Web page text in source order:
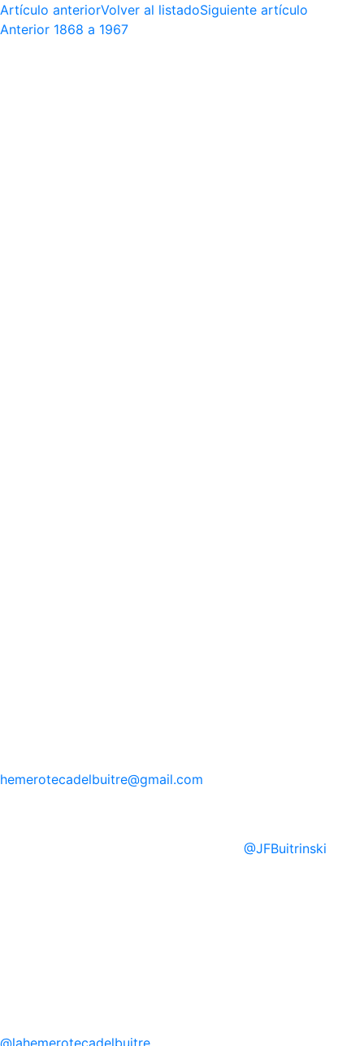
Artículo anteriorVolver al listadoSiguiente artículo
Anterior 1868 a 1967
hemerotecadelbuitre@gmail.com
@JFBuitrinski
@lahemerotecadelbuitre